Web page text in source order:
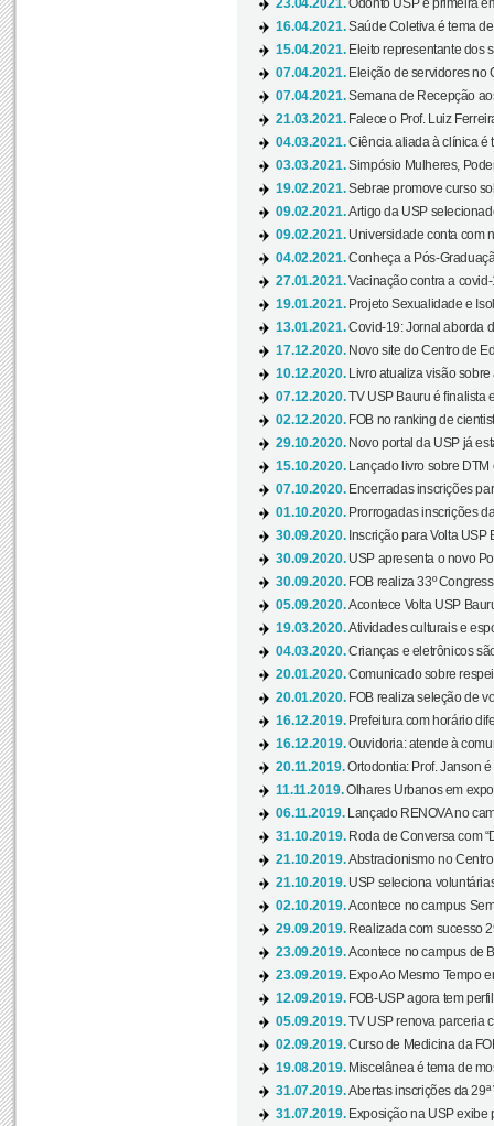
23.04.2021.Odonto USP é primeira
16.04.2021.Saúde Coletiva é tema
15.04.2021. Eleito representante dos
07.04.2021. Eleição de servidores no
07.04.2021.Semana de Recepção
21.03.2021. Falece o Prof. Luiz
04.03.2021.Ciência aliada à clínica é
03.03.2021.Simpósio Mulheres,
19.02.2021.Sebrae promove curso
09.02.2021.Artigo da USP
09.02.2021. Universidade conta com
04.02.2021.Conheça a Pós-
27.01.2021.Vacinação contra a
19.01.2021. Projeto Sexualidade e
13.01.2021.Covid-19: Jornal aborda
17.12.2020. Novo site do Centro de
10.12.2020.
Livro atualiza visão
07.12.2020.TV USP Bauru é finalista
02.12.2020. FOB no ranking de
29.10.2020. Novo portal da USP já
15.10.2020.
Lançado livro sobre
07.10.2020. Encerradas inscrições
01.10.2020. Prorrogadas inscrições
30.09.2020. Inscrição para Volta USP
30.09.2020. USP apresenta o novo
30.09.2020. FOB realiza 33º
05.09.2020.Acontece Volta USP
19.03.2020.Atividades culturais e
04.03.2020.Crianças e eletrônicos
20.01.2020.Comunicado sobre
20.01.2020. FOB realiza seleção de
16.12.2019. Prefeitura com horário
16.12.2019.Ouvidoria: atende à
20.11.2019.Ortodontia: Prof. Janson
11.11.2019.Olhares Urbanos em
06.11.2019.
Lançado RENOVA no
31.10.2019. Roda de Conversa com
21.10.2019.Abstracionismo no
21.10.2019. USP seleciona
02.10.2019.Acontece no campus
29.09.2019. Realizada com sucesso
23.09.2019.Acontece no campus de
23.09.2019. Expo Ao Mesmo Tempo
12.09.2019. FOB-USP agora tem
05.09.2019.TV USP renova parceria
02.09.2019.Curso de Medicina da
19.08.2019. Miscelânea é tema de
31.07.2019.Abertas inscrições da 29ª
31.07.2019. Exposição na USP exibe